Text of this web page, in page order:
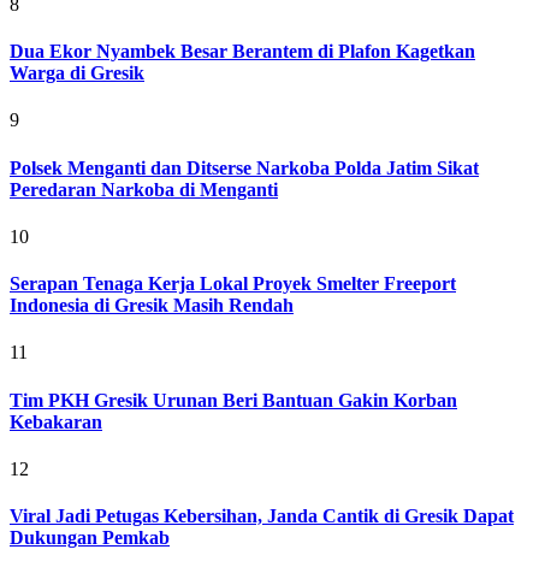
Dua Ekor Nyambek Besar Berantem di Plafon Kagetkan
Warga di Gresik
9
Polsek Menganti dan Ditserse Narkoba Polda Jatim Sikat
Peredaran Narkoba di Menganti
10
Serapan Tenaga Kerja Lokal Proyek Smelter Freeport
Indonesia di Gresik Masih Rendah
11
Tim PKH Gresik Urunan Beri Bantuan Gakin Korban
Kebakaran
12
Viral Jadi Petugas Kebersihan, Janda Cantik di Gresik Dapat
Dukungan Pemkab